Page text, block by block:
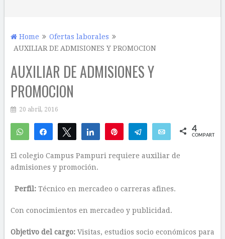
Home
Ofertas laborales
AUXILIAR DE ADMISIONES Y PROMOCION
AUXILIAR DE ADMISIONES Y
PROMOCION
20 abril, 2016
WhatsAppCompartirTwittear Compartir Telegram Email 4
COMPARTIR
El colegio Campus Pampuri requiere auxiliar de
admisiones y promoción.
Perfil: Técnico en mercadeo o carreras afines.
Con conocimientos en mercadeo y publicidad.
Objetivo del cargo: Visitas, estudios socio económicos para